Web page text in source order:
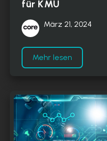
für KMU
März 21, 2024
Mehr lesen